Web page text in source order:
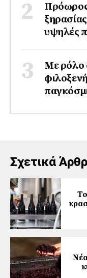
υψηλές
Με ρόλο
Σχετικά
Νέα